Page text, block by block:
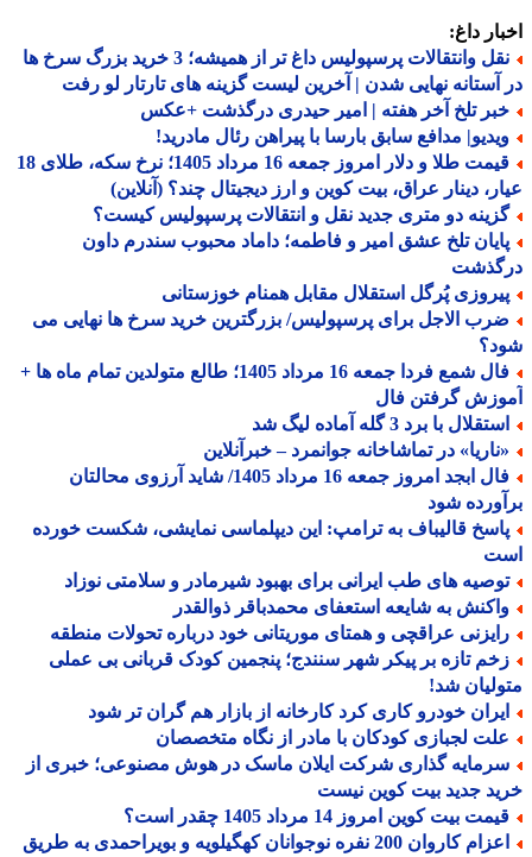
داغ:
نقل وانتقالات پرسپولیس داغ تر از همیشه؛ 3 خرید بزرگ سرخ ها
آستانه نهایی شدن | آخرین لیست گزینه های تارتار لو رفت
تلخ آخر هفته | امیر حیدری درگذشت +عکس
مدافع سابق بارسا با پیراهن رئال مادرید!
قیمت طلا و دلار امروز جمعه 16 مرداد 1405؛ نرخ سکه، طلای 18
دینار عراق، بیت کوین و ارز دیجیتال چند؟ (آنلاین)
دو متری جدید نقل و انتقالات پرسپولیس کیست؟
تلخ عشق امیر و فاطمه؛ داماد محبوب سندرم داون
پُرگل استقلال مقابل همنام خوزستانی
الاجل برای پرسپولیس/ بزرگترین خرید سرخ ها نهایی می
فال شمع فردا جمعه 16 مرداد 1405؛ طالع متولدین تمام ماه ها +
گرفتن فال
با برد 3 گله آماده لیگ شد
در تماشاخانه جوانمرد – خبرآنلاین
فال ابجد امروز جمعه 16 مرداد 1405/ شاید آرزوی محالتان
شود
قالیباف به ترامپ: این دیپلماسی نمایشی، شکست خورده
های طب ایرانی برای بهبود شیرمادر و سلامتی نوزاد
به شایعه استعفای محمدباقر ذوالقدر
عراقچی و همتای موریتانی خود درباره تحولات منطقه
تازه بر پیکر شهر سنندج؛ پنجمین کودک قربانی بی عملی
شد!
خودرو کاری کرد کارخانه از بازار هم گران تر شود
لجبازی کودکان با مادر از نگاه متخصصان
گذاری شرکت ایلان ماسک در هوش مصنوعی؛ خبری از
جدید بیت کوین نیست
بیت کوین امروز 14 مرداد 1405 چقدر است؟
اعزام کاروان 200 نفره نوجوانان کهگیلویه و بویراحمدی به طریق